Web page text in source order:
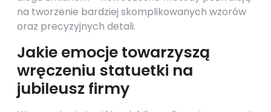
na tworzenie bardziej skomplikowanych wzorów
oraz precyzyjnych detali.
Jakie emocje towarzyszą
wręczeniu statuetki na
jubileusz firmy